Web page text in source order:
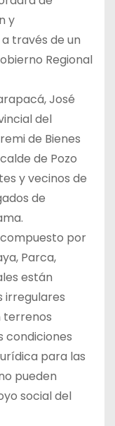
y
través de un
Regional
José
del
de Bienes
de Pozo
y vecinos de
de
por
Parca,
están
irregulares
terrenos
condiciones
para las
pueden
social del